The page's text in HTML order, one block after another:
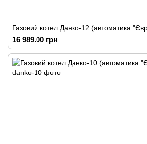
Газовий котел Данко-12 (автоматика
16 989.00 грн